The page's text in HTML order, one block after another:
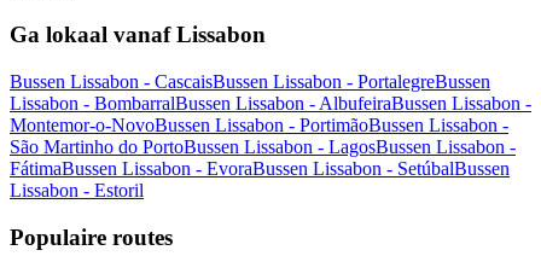
Ga lokaal vanaf Lissabon
Bussen Lissabon - CascaisBussen Lissabon - PortalegreBussen
Lissabon - BombarralBussen Lissabon - AlbufeiraBussen Lissabon -
Montemor-o-NovoBussen Lissabon - PortimãoBussen Lissabon -
São Martinho do PortoBussen Lissabon - LagosBussen Lissabon -
FátimaBussen Lissabon - EvoraBussen Lissabon - SetúbalBussen
Lissabon - Estoril
Populaire routes